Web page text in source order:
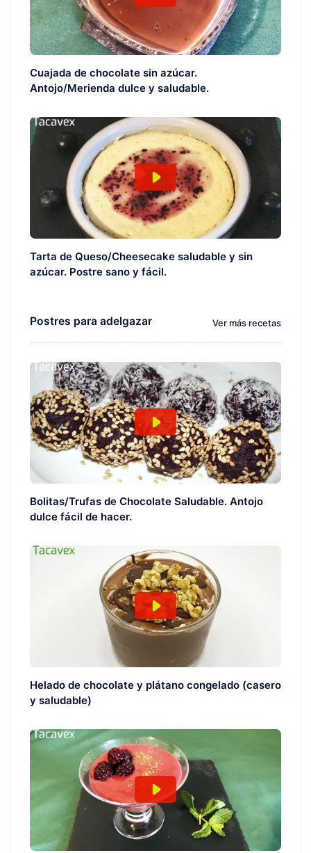
Cuajada de chocolate sin azúcar.
Antojo/Merienda dulce y saludable.
Tarta de Queso/Cheesecake saludable y sin
azúcar. Postre sano y fácil.
Postres para adelgazar Ver más recetas
Bolitas/Trufas de Chocolate Saludable. Antojo
dulce fácil de hacer.
Helado de chocolate y plátano congelado (casero
y saludable)